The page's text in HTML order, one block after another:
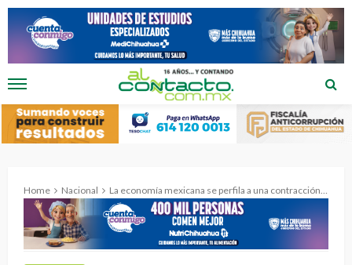
Home Nacional La economía mexicana se perfila a una contracción: IMEF